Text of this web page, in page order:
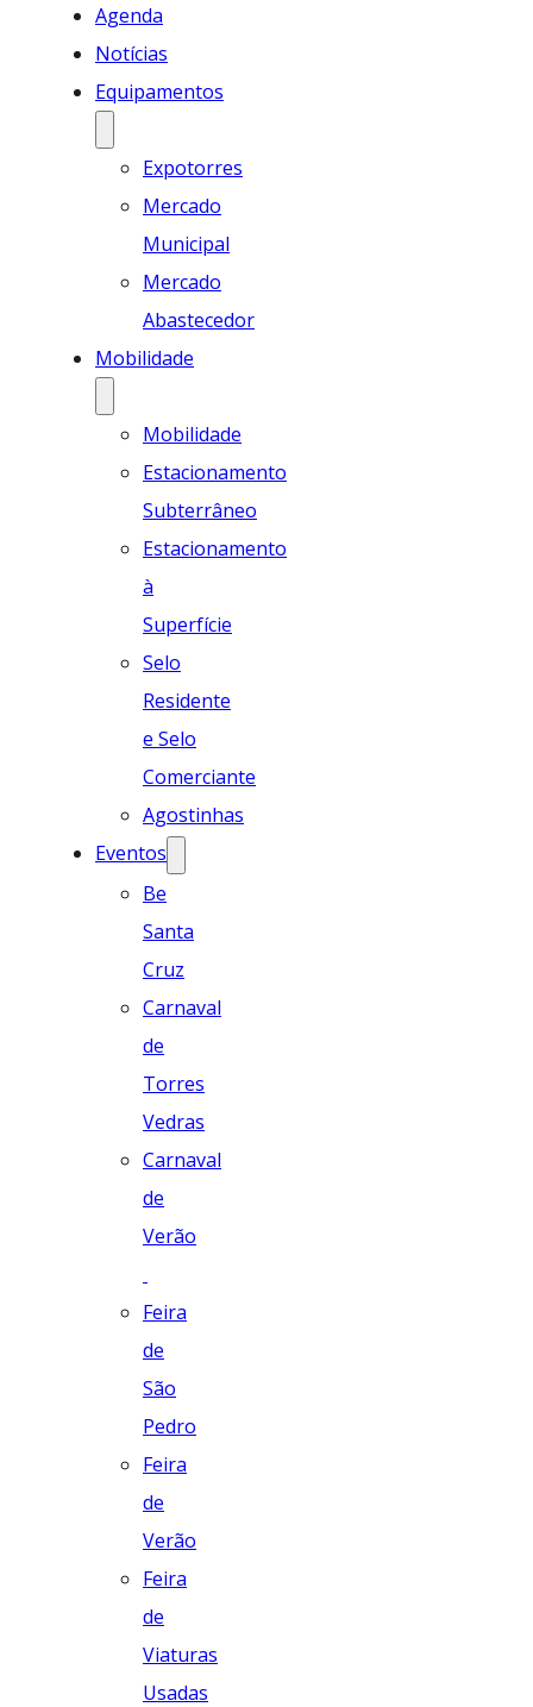
Agenda
Notícias
Equipamentos
Expotorres
Mercado
Municipal
Mercado
Abastecedor
Mobilidade
Mobilidade
Estacionamento
Subterrâneo
Estacionamento
à
Superfície
Selo
Residente
e Selo
Comerciante
Agostinhas
Eventos
Be
Santa
Cruz
Carnaval
de
Torres
Vedras
Carnaval
de
Verão
Feira
de
São
Pedro
Feira
de
Verão
Feira
de
Viaturas
Usadas